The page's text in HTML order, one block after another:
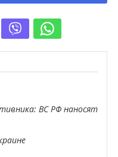
ВС РФ наносят